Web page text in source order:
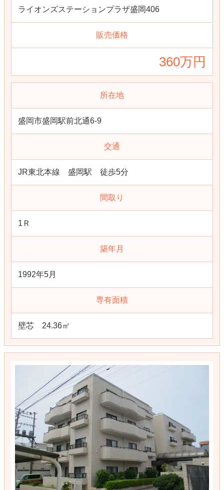
ライオンズステーションプラザ盛岡406
販売価格
360万円
所在地
盛岡市盛岡駅前北通6-9
交通
JR東北本線 盛岡駅 徒歩5分
間取り
1Ｒ
築年月
1992年5月
専有面積
壁芯 24.36㎡